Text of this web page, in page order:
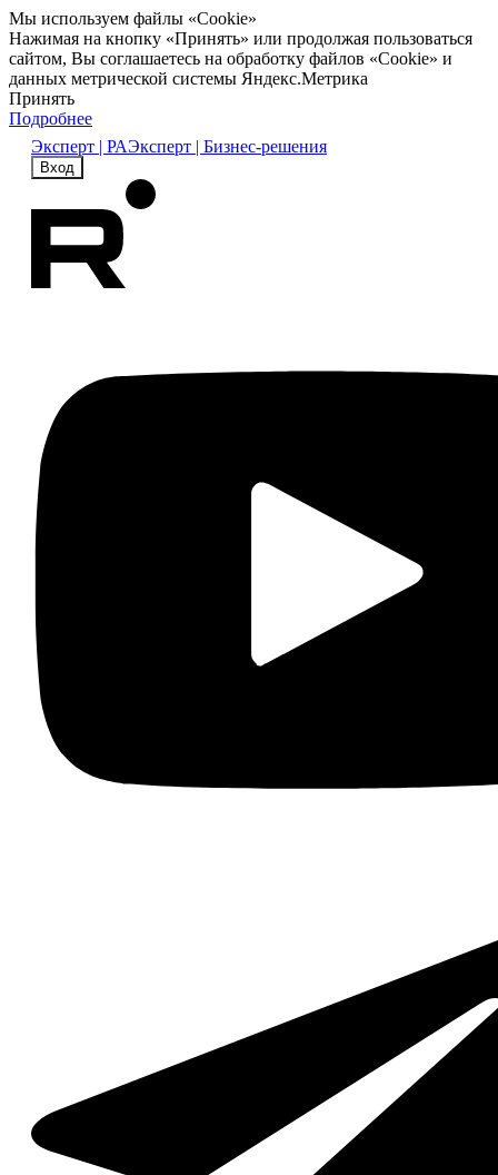
Мы используем файлы «Cookie»
Нажимая на кнопку «Принять» или продолжая пользоваться
сайтом, Вы соглашаетесь на обработку файлов «Cookie» и
данных метрической системы Яндекс.Метрика
Принять
Подробнее
Эксперт | РАЭксперт | Бизнес-решения
Вход